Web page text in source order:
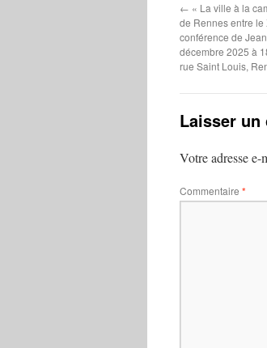
← « La ville à la
de Rennes entre le
conférence de
décembre 2025 à
rue Saint Louis,
Laisser un
Votre adresse e-
Commentaire *